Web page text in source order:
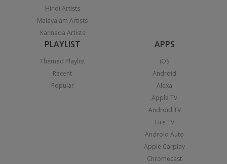
Hindi Artists
Malayalam Artists
Kannada Artists
PLAYLIST
Themed Playlist
Recent
Popular
APPS
iOS
Android
Alexa
Apple TV
Android TV
Fire TV
Android Auto
Apple Carplay
Chromecast